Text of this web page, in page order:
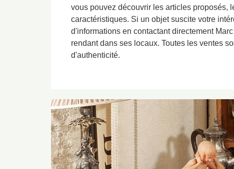
vous pouvez découvrir les articles proposés,
caractéristiques. Si un objet suscite votre
d'informations en contactant directement
rendant dans ses locaux. Toutes les ventes
d'authenticité.